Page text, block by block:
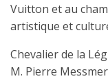
Vuitton et au
artistique et
Chevalier de la
M. Pierre